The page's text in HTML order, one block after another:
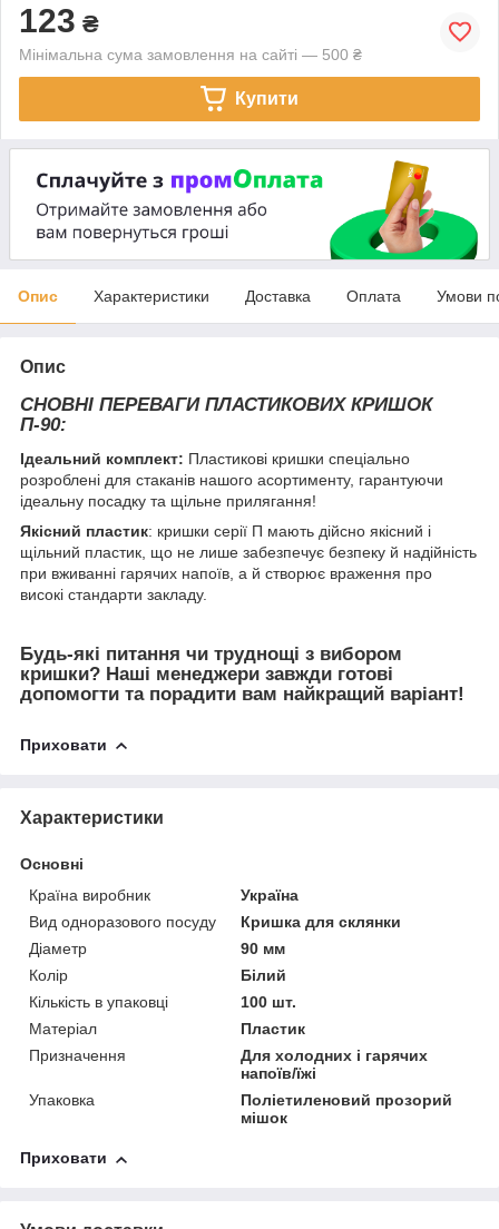
123 ₴
Мінімальна сума замовлення на сайті — 500 ₴
Купити
Опис Характеристики Доставка Оплата Умови
Опис
СНОВНІ ПЕРЕВАГИ ПЛАСТИКОВИХ КРИШОК
П-90:
Ідеальний комплект: Пластикові кришки спеціально
розроблені для стаканів нашого асортименту, гарантуючи
ідеальну посадку та щільне прилягання!
Якісний пластик: кришки серії П мають дійсно якісний і
щільний пластик, що не лише забезпечує безпеку й надійність
при вживанні гарячих напоїв, а й створює враження про
високі стандарти закладу.
Будь-які питання чи труднощі з вибором
кришки? Наші менеджери завжди готові
допомогти та порадити вам найкращий варіант!
Приховати
Характеристики
Основні
Країна виробник
Україна
Вид одноразового посуду
Кришка для склянки
Діаметр
90 мм
Колір
Білий
Кількість в упаковці
100 шт.
Матеріал
Пластик
Призначення
Для холодних і гарячих
напоїв/їжі
Упаковка
Поліетиленовий прозорий
мішок
Приховати